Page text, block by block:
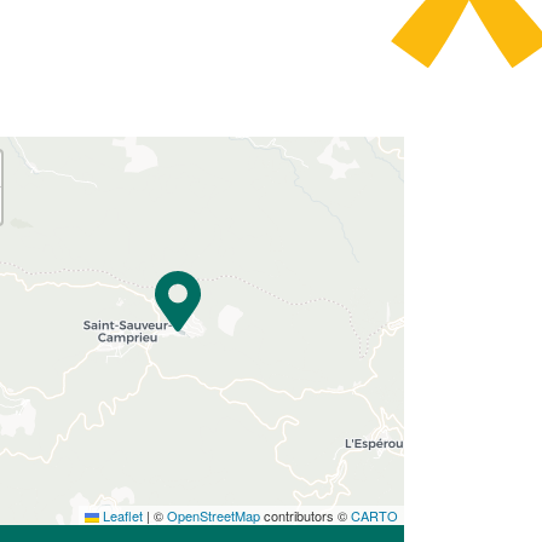
Leaflet | ©OpenStreetMapcontributors ©CARTO